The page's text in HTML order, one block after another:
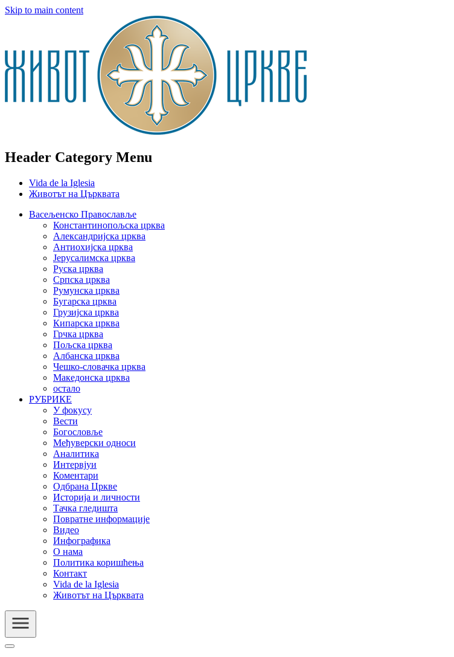
Skip to main content
Header Category Menu
Vida de la Iglesia
Животът на Църквата
Васељенско Православље
Константинопољска црква
Александријска црква
Антиохијска црква
Јерусалимска црква
Руска црква
Српска црква
Румунска црква
Бугарска црква
Грузијска црква
Кипарска црква
Грчка црква
Пољска црква
Албанска црква
Чешко-словачка црква
Македонска црква
остало
РУБРИКЕ
У фокусу
Вести
Богословље
Међуверски односи
Аналитика
Интервјуи
Коментари
Одбрана Цркве
Историја и личности
Тачка гледишта
Повратне информације
Видео
Инфографика
О нама
Политика коришћења
Контакт
Vida de la Iglesia
Животът на Църквата